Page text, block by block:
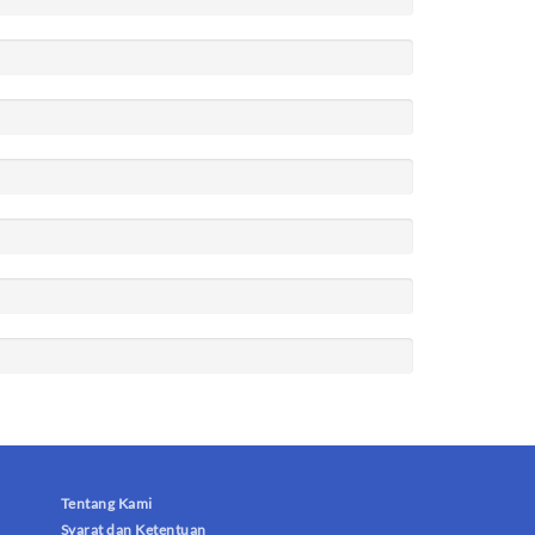
Tentang Kami
Syarat dan Ketentuan